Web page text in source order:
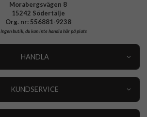
Morabergsvägen 8
15242 Södertälje
Org. nr: 556881-9238
Ingen butik, du kan inte handla här på plats
HANDLA
KUNDSERVICE